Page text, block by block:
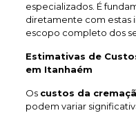
especializados. É
diretamente com estas
escopo completo dos
Estimativas de
em Itanhaém
Os custos da
podem variar